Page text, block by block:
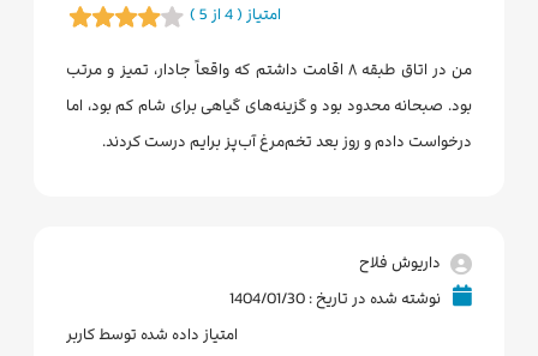
امتیاز ( 4 از 5 )
من در اتاق طبقه ۸ اقامت داشتم که واقعاً جادار، تمیز و مرتب
بود. صبحانه محدود بود و گزینه‌های گیاهی برای شام کم بود، اما
درخواست دادم و روز بعد تخم‌مرغ آب‌پز برایم درست کردند.
داریوش فلاح
نوشته شده در تاریخ : 1404/01/30
امتیاز داده شده توسط کاربر